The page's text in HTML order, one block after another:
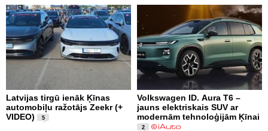
Latvijas tirgū ienāk Ķīnas
automobiļu ražotājs Zeekr (+
VIDEO)
5
Volkswagen ID. Aura T6 –
jauns elektriskais SUV ar
modernām tehnoloģijām Ķīnai
2